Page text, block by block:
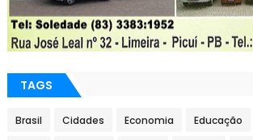
TAGS
Brasil Cidades Economia Educação